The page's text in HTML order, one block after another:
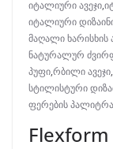
იტალიური ავეჯი,
იტალიური
მაღალი ხარისხის
ნატურალურ
პუფი,რბილი ავეჯი,
სტილისტური
ფერების პალიტრა
Flexform